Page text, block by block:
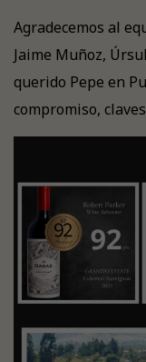
Agradecemos al
Jaime Muñoz,
querido Pepe en
compromiso,